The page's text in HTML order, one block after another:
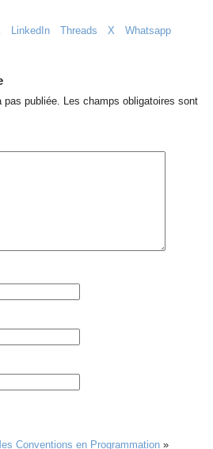
LinkedIn Threads X
Whatsapp
publiée. Les champs obligatoires sont
Conventions en Programmation»